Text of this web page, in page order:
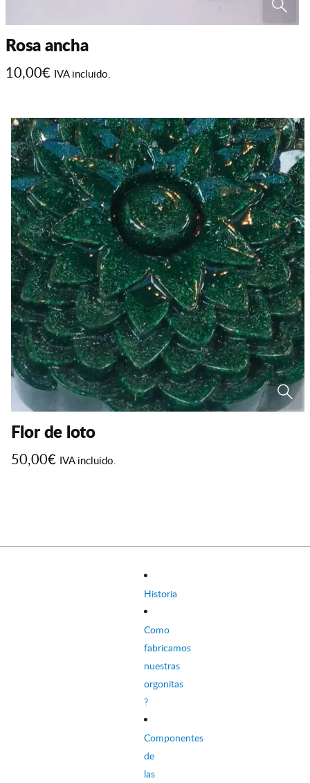
Rosa ancha
10,00€ IVA incluido.
Flor de loto
50,00€ IVA incluido.
Historia
Como
fabricamos
nuestras
orgonitas
?
Componentes
de
las